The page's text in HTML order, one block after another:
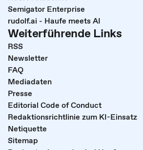
Semigator Enterprise
rudolf.ai - Haufe meets AI
Weiterführende Links
RSS
Newsletter
FAQ
Mediadaten
Presse
Editorial Code of Conduct
Redaktionsrichtlinie zum KI-Einsatz
Netiquette
Sitemap